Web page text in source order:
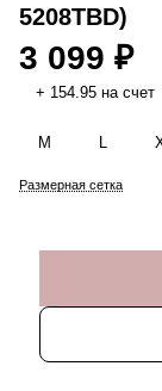
5208TBD)
3 099 ₽
+ 154.95 на счет
M L
Размерная сетка